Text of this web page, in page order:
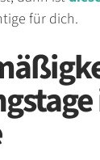
für dich.